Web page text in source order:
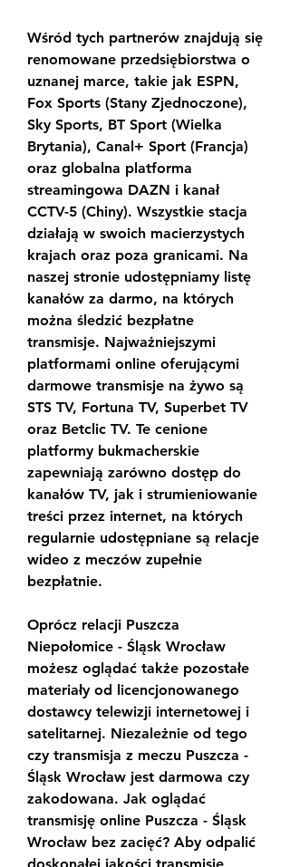
Wśród tych partnerów znajdują się
renomowane przedsiębiorstwa o
uznanej marce, takie jak ESPN,
Fox Sports (Stany Zjednoczone),
Sky Sports, BT Sport (Wielka
Brytania), Canal+ Sport (Francja)
oraz globalna platforma
streamingowa DAZN i kanał
CCTV-5 (Chiny). Wszystkie stacja
działają w swoich macierzystych
krajach oraz poza granicami. Na
naszej stronie udostępniamy listę
kanałów za darmo, na których
można śledzić bezpłatne
transmisje. Najważniejszymi
platformami online oferującymi
darmowe transmisje na żywo są
STS TV, Fortuna TV, Superbet TV
oraz Betclic TV. Te cenione
platformy bukmacherskie
zapewniają zarówno dostęp do
kanałów TV, jak i strumieniowanie
treści przez internet, na których
regularnie udostępniane są relacje
wideo z meczów zupełnie
bezpłatnie.
Oprócz relacji Puszcza
Niepołomice - Śląsk Wrocław
możesz oglądać także pozostałe
materiały od licencjonowanego
dostawcy telewizji internetowej i
satelitarnej. Niezależnie od tego
czy transmisja z meczu Puszcza -
Śląsk Wrocław jest darmowa czy
zakodowana. Jak oglądać
transmisję online Puszcza - Śląsk
Wrocław bez zacięć? Aby odpalić